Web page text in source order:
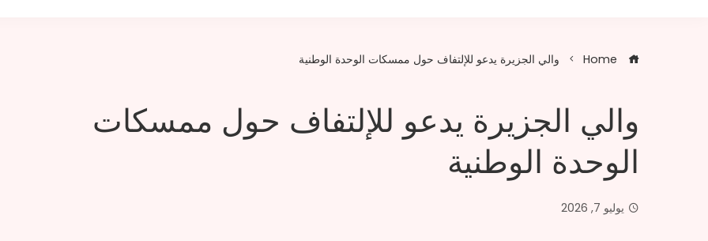
والي الجزيرة يدعو للإلتفاف حول ممسكات الوحدة الوطنية
والي الجزيرة يدعو للإلتفاف حول ممسكات
الوحدة الوطنية
يوليو 7, 2026